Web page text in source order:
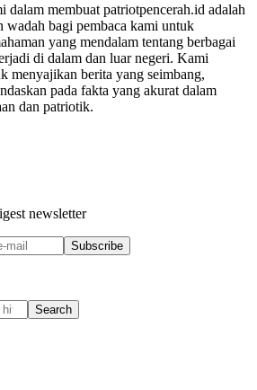
dalam membuat patriotpencerah.id adalah
wadah bagi pembaca kami untuk
yang mendalam tentang berbagai
di dalam dan luar negeri. Kami
menyajikan berita yang seimbang,
pada fakta yang akurat dalam
dan patriotik.
newsletter
Subscribe